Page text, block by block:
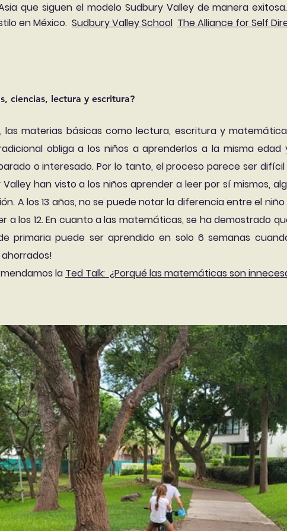
que siguen el modelo Sudbury Valley de manera
en México. Sudbury Valley School The Alliance for Self
ciencias, lectura y escritura?
materias básicas como lectura, escritura y
obliga a los niños a aprenderlos a la misma
o interesado. Por lo tanto, el proceso parece ser difícil
han visto a los niños aprender a leer por sí mismos,
A los 13 años, no se puede notar la diferencia entre el
a los 12. En cuanto a las matemáticas, se ha demostrado
primaria puede ser aprendido en solo 6 semanas
la Ted Talk: ¿Porqué las matemáticas son